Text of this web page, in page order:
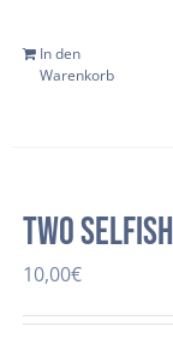
In den
Warenkorb
two
10,00€